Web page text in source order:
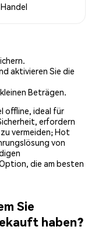
aktivieren Sie die
Beträgen.
offline, ideal für
erfordern
vermeiden; Hot
von
die am besten
Sie
haben?